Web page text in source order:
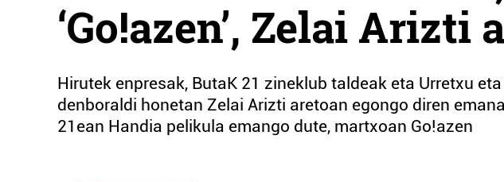
‘Go!azen’, Zelai Arizti
Hirutek enpresak, ButaK 21 zineklub taldeak eta Urretxu
denboraldi honetan Zelai Arizti aretoan egongo diren
21ean Handia pelikula emango dute, martxoan Go!azen